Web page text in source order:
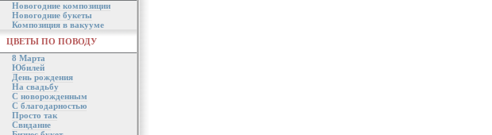
Новогодние композиции
Новогодние букеты
Композиция в вакууме
ЦВЕТЫ ПО ПОВОДУ
8 Марта
Юбилей
День рождения
На свадьбу
С новорожденным
С благодарностью
Просто так
Свидание